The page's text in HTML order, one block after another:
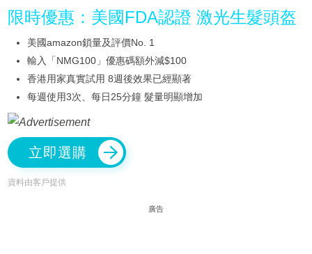
限時優惠：美國FDA認證 激光生髮頭盔
美國amazon鎖量及評價No. 1
輸入「NMG100」優惠碼額外減$100
香港用家真實試用 8週後效果已經顯著
每週使用3次、每日25分鐘 髮量明顯增加
立即選購
資料由客戶提供
廣告